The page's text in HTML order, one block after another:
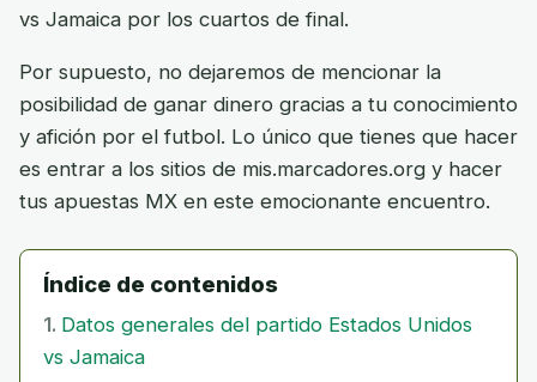
vs Jamaica por los cuartos de final.
Por supuesto, no dejaremos de mencionar la
posibilidad de ganar dinero gracias a tu conocimiento
y afición por el futbol. Lo único que tienes que hacer
es entrar a los sitios de mis.marcadores.org y hacer
tus apuestas MX en este emocionante encuentro.
Índice de contenidos
Datos generales del partido Estados Unidos
vs Jamaica